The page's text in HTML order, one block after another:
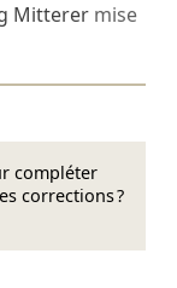
Mitterermise
compléter
corrections ?